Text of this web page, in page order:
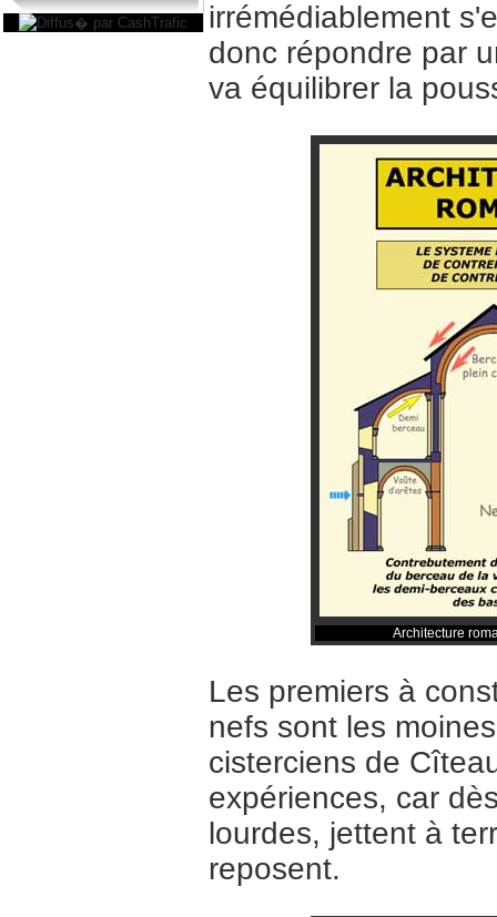
irrémédiablement
donc répondre par
va équilibrer la
Architecture
Les premiers à
nefs sont les
cisterciens de
expériences, car
lourdes, jettent à
reposent.